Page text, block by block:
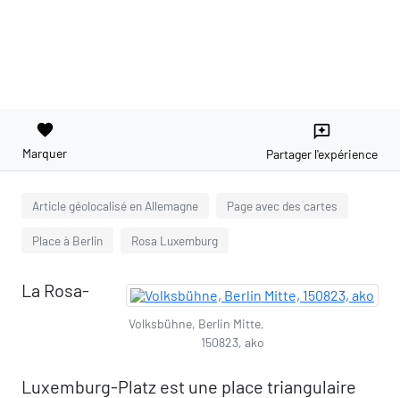
favorite
Marquer
reviews
Partager l'expérience
Article géolocalisé en Allemagne Page avec des cartes
Place à Berlin Rosa Luxemburg
Volksbühne, Berlin Mitte,
150823, ako
La Rosa-
Luxemburg-Platz est une place triangulaire